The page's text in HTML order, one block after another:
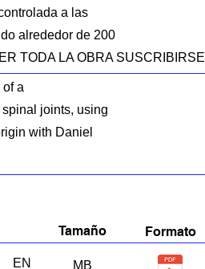
a las
alrededor de 200
TODA LA OBRA SUSCRIBIRSE
a
joints, using
with Daniel
EN
Tamaño
MB
Formato